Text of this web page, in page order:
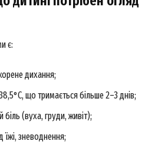
News Week
PRO
є:
дихання;
що тримається більше 2–3 днів;
біль (вуха, груди, живіт);
їжі, зневоднення;